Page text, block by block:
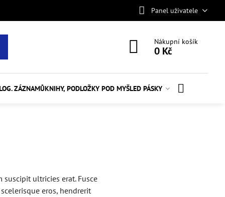
Panel uživatele
Nákupní košík
0 Kč
ZÁZNAMŮKNIHY, PODLOŽKY POD MYŠLED PÁSKY
ultricies erat. Fusce
eros, hendrerit